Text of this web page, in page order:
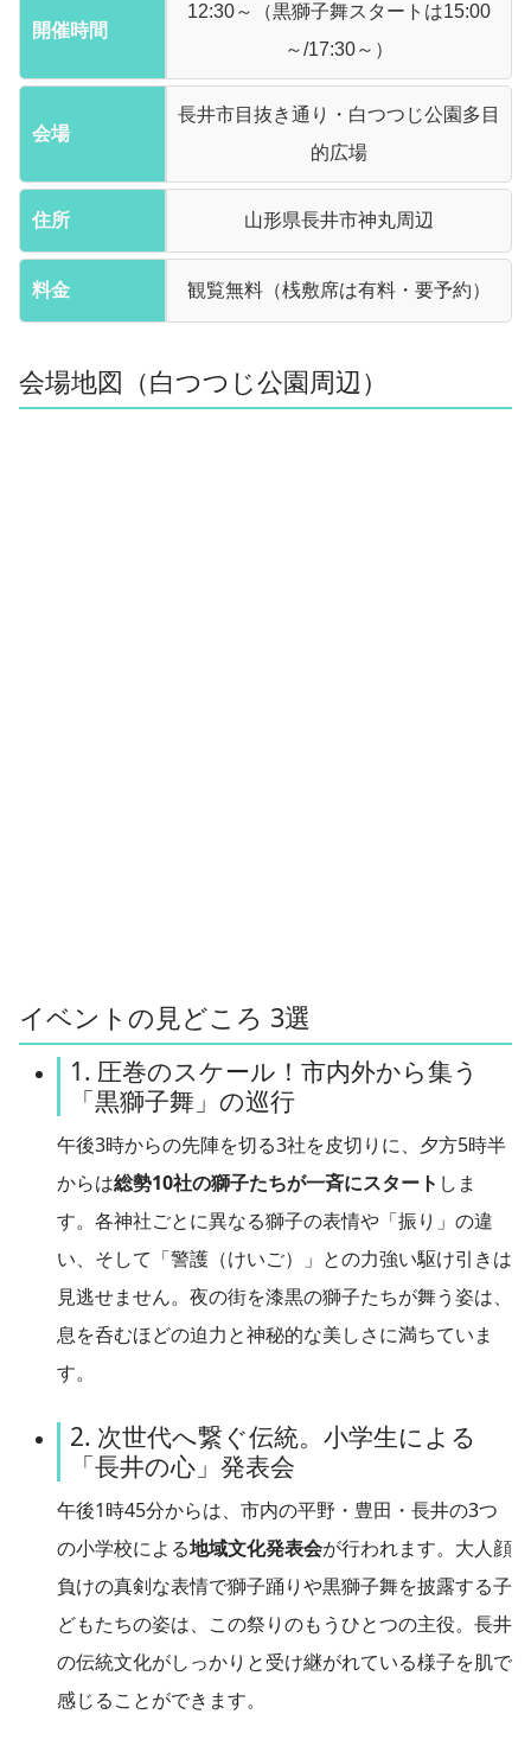
開催時間
12:30～（黒獅子舞スタートは15:00
～/17:30～）
会場
長井市目抜き通り・白つつじ公園多目
的広場
住所 山形県長井市神丸周辺
料金 観覧無料（桟敷席は有料・要予約）
会場地図（白つつじ公園周辺）
イベントの見どころ 3選
1. 圧巻のスケール！市内外から集う
「黒獅子舞」の巡行
午後3時からの先陣を切る3社を皮切りに、夕方5時半
からは総勢10社の獅子たちが一斉にスタート しま
す。各神社ごとに異なる獅子の表情や「振り」の違
い、そして「警護（けいご）」との力強い駆け引きは
見逃せません。夜の街を漆黒の獅子たちが舞う姿は、
息を呑むほどの迫力と神秘的な美しさに満ちていま
す。
2. 次世代へ繋ぐ伝統。小学生による
「長井の心」発表会
午後1時45分からは、市内の平野・豊田・長井の3つ
の小学校による地域文化発表会が行われます。大人顔
負けの真剣な表情で獅子踊りや黒獅子舞を披露する子
どもたちの姿は、この祭りのもうひとつの主役。長井
の伝統文化がしっかりと受け継がれている様子を肌で
感じることができます。